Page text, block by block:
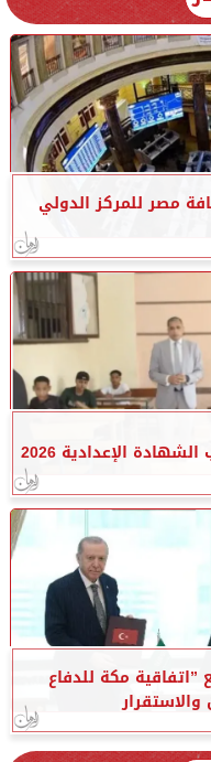
مصر للمركز الدولي
الإعدادية 2026
مكة للدفاع
والاستقرار